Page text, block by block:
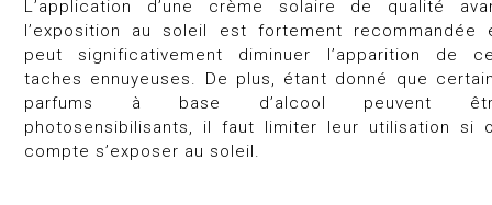
L’application d’une crème solaire de qualité
l’exposition au soleil est fortement recommandée
peut significativement diminuer l’apparition de
taches ennuyeuses. De plus, étant donné que
parfums à base d’alcool peuvent
photosensibilisants, il faut limiter leur utilisation si
compte s’exposer au soleil.